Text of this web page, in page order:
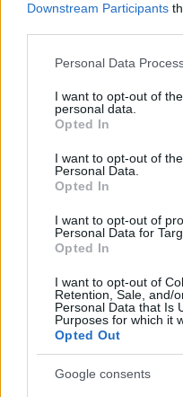
Downstream Participants
Please note that this
not limited to your visit or
grant or deny consent to
use your data for below
consent section.
Personal Data
I want to opt-out of
personal data.
Opted In
I want to opt-out of
Personal Data.
Opted In
I want to opt-out of
Personal Data for
Opted In
I want to opt-out of
Retention, Sale, and/
Personal Data that Is
Purposes for which it
Opted Out
Google consents